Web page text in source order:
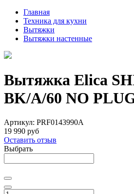
Главная
Техника для кухни
Вытяжки
Вытяжки настенные
Вытяжка Elica
BK/A/60 NO
Артикул: PRF0143990A
19 990 руб
Оставить отзыв
Выбрать